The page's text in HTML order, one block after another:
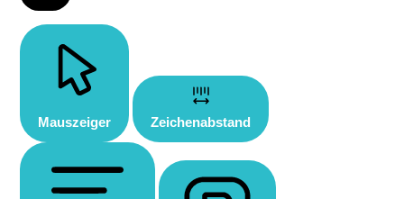
Mauszeiger Zeichenabstand